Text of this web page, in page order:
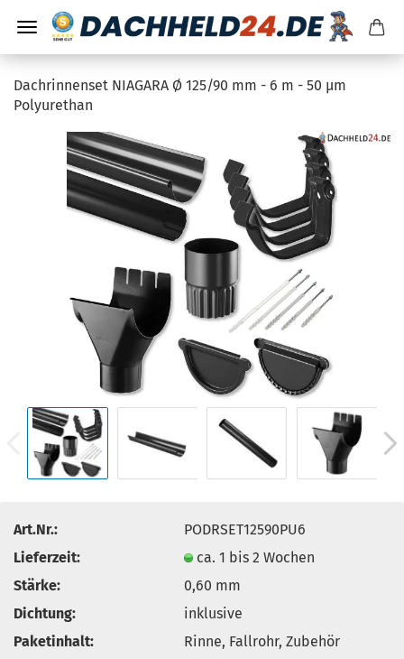
Dachrinnenset NIAGARA Ø 125/90 mm - 6 m - 50 µm
Polyurethan
Art.Nr.:
PODRSET12590PU6
Lieferzeit:
ca. 1 bis 2 Wochen
Stärke:
0,60 mm
Dichtung:
inklusive
Paketinhalt:
Rinne, Fallrohr, Zubehör